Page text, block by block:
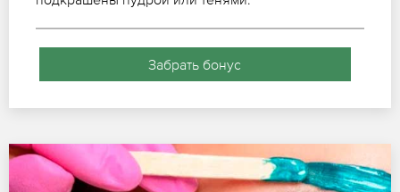
Забрать бонус